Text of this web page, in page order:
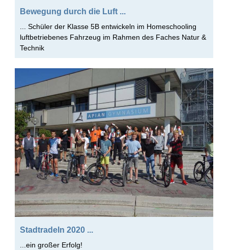
Apian digital
Fächer
Schulleben
Schulfahrten
WebUntis
Kontakt
Impressum
Datenschutzerklärung
Sitemap
Bewegung durch die Luft ...
... Schüler der Klasse 5B entwickeln im Homeschooling
luftbetriebenes Fahrzeug im Rahmen des Faches Natur &
Technik
Stadtradeln 2020 ...
...ein großer Erfolg!